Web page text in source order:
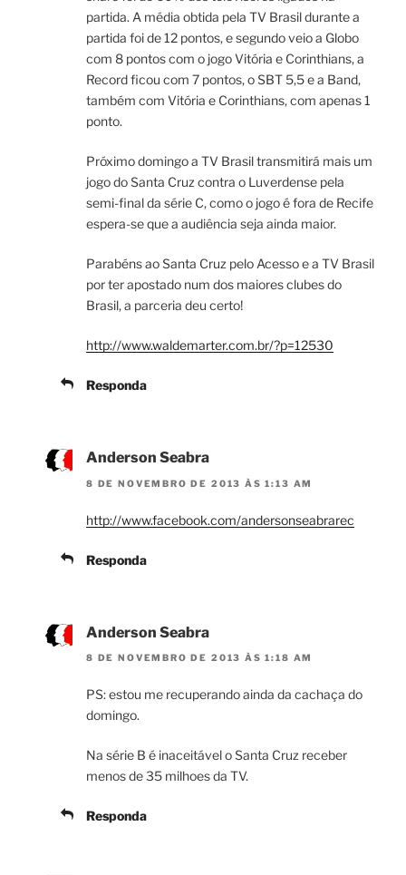
partida. A média obtida pela TV Brasil durante a
partida foi de 12 pontos, e segundo veio a Globo
com 8 pontos com o jogo Vitória e Corinthians, a
Record ficou com 7 pontos, o SBT 5,5 e a Band,
também com Vitória e Corinthians, com apenas 1
ponto.
Próximo domingo a TV Brasil transmitirá mais um
jogo do Santa Cruz contra o Luverdense pela
semi-final da série C, como o jogo é fora de Recife
espera-se que a audiência seja ainda maior.
Parabéns ao Santa Cruz pelo Acesso e a TV Brasil
por ter apostado num dos maiores clubes do
Brasil, a parceria deu certo!
http://www.waldemarter.com.br/?p=12530
Responda
Anderson Seabra
8 DE NOVEMBRO DE 2013 ÀS 1:13 AM
http://www.facebook.com/andersonseabrarec
Responda
Anderson Seabra
8 DE NOVEMBRO DE 2013 ÀS 1:18 AM
PS: estou me recuperando ainda da cachaça do
domingo.
Na série B é inaceitável o Santa Cruz receber
menos de 35 milhoes da TV.
Responda